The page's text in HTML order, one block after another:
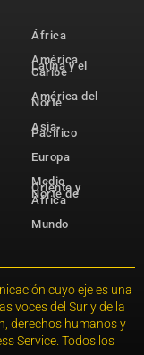
África
América
Latina y el
Caribe
América del
Norte
Asia-
Pacífico
Europa
Medio
Oriente y
Norte de
África
Mundo
cuyo eje es una
voces del Sur y de la
derechos humanos y
Service. Todos los